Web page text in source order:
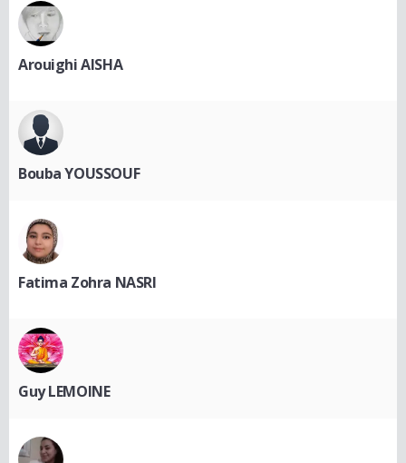
Arouighi AISHA
Bouba YOUSSOUF
Fatima Zohra NASRI
Guy LEMOINE